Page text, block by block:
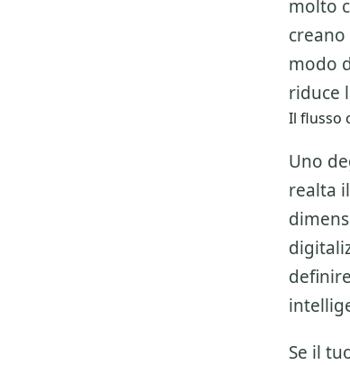
molto
modo
riduce
Il flusso
Uno
realta
Se il